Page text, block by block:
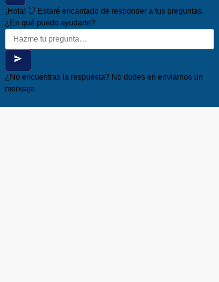
¡Hola! 👋 Estaré encantado de responder a tus preguntas.
¿En qué puedo ayudarte?
¿No encuentras la respuesta? No dudes en enviarnos un
mensaje.